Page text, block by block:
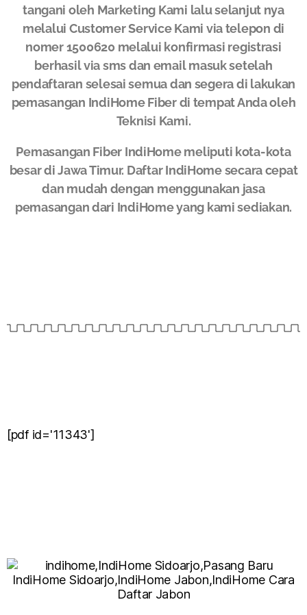
tangani oleh Marketing Kami lalu selanjut nya
melalui Customer Service Kami via telepon di
nomer 1500620 melalui konfirmasi registrasi
berhasil via sms dan email masuk setelah
pendaftaran selesai semua dan segera di lakukan
pemasangan IndiHome Fiber di tempat Anda oleh
Teknisi Kami.
Pemasangan Fiber IndiHome meliputi kota-kota
besar di Jawa Timur. Daftar IndiHome secara cepat
dan mudah dengan menggunakan jasa
pemasangan dari IndiHome yang kami sediakan.
[pdf id='11343']